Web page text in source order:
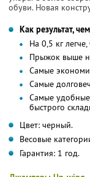
обуви. Новая
Как результат,
На 0,5 кг
Прыжок выше
Самые
Самые
Самые удобные
быстрого
Цвет: черный.
Весовые
Гарантия: 1 год.